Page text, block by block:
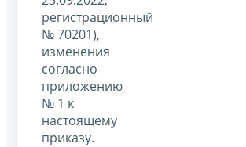
регистрационный
№ 70201),
изменения
согласно
приложению
№ 1 к
настоящему
приказу.